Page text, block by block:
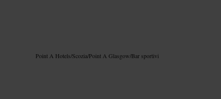
Point A Hotels/Scozia/Point A Glasgow/Bar sportivi